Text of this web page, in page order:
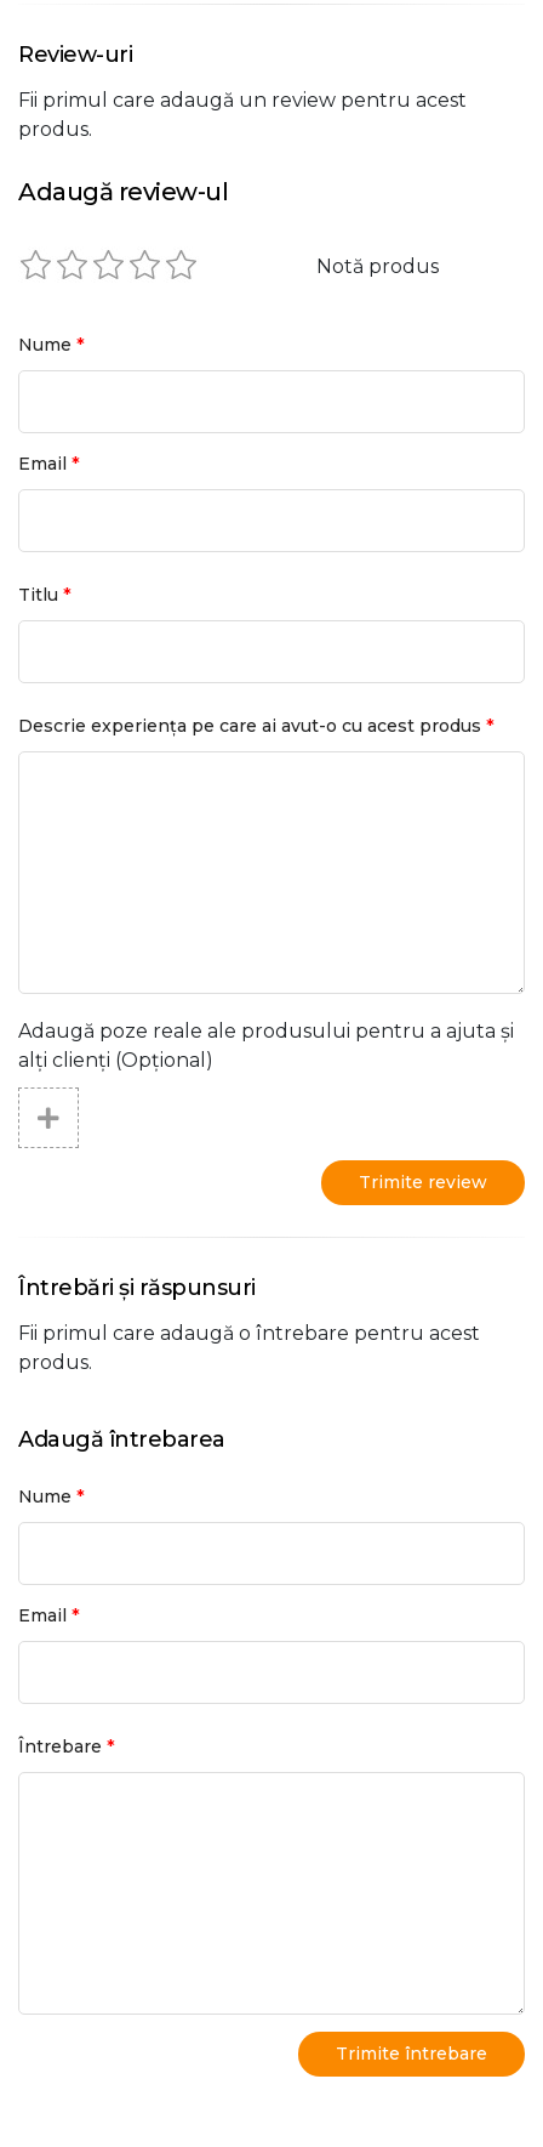
Review-uri
Fii primul care adaugă un review pentru acest
produs.
Adaugă review-ul
Notă produs
Nume *
Email *
Titlu *
Descrie experiența pe care ai avut-o cu acest produs *
Adaugă poze reale ale produsului pentru a ajuta și
alți clienți (Opțional)
Trimite review
Întrebări și răspunsuri
Fii primul care adaugă o întrebare pentru acest
produs.
Adaugă întrebarea
Nume *
Email *
Întrebare *